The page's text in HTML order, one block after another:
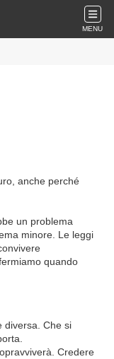
MENU
anche perché
un problema
minore. Le leggi
quando
diversa. Che si
Credere